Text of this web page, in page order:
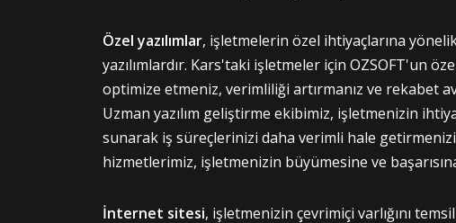
Özel yazılımlar, işletmelerin özel ihtiyaçlarına
yazılımlardır. Kars'taki işletmeler için OZSOFT'un
optimize etmeniz, verimliliği artırmanız ve rekabet
Uzman yazılım geliştirme ekibimiz, işletmenizin
sunarak iş süreçlerinizi daha verimli hale
hizmetlerimiz, işletmenizin büyümesine ve
İnternet sitesi, işletmenizin çevrimiçi varlığını